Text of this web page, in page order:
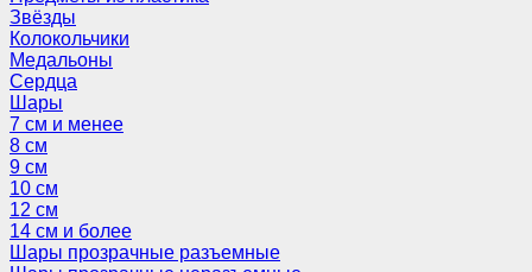
Звёзды
Колокольчики
Медальоны
Сердца
Шары
7 см и менее
8 см
9 см
10 см
12 см
14 см и более
Шары прозрачные разъемные